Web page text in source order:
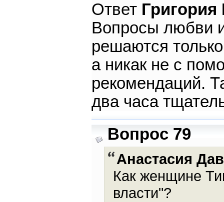
Ответ
Вопросы любви
решаются
а никак не с
рекомендаций.
два часа
Вопрос 79
Анастасия
Как женщине
власти"?